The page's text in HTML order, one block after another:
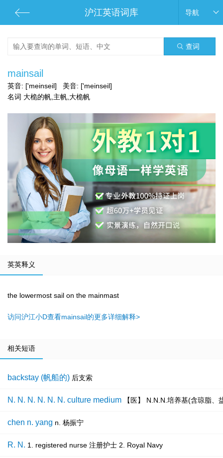
沪江英语词库 导航
查词
mainsail
英音: ['meinseil] 美音: ['meinseil]
名词 大桅的帆,主帆,大桅帆
英英释义
the lowermost sail on the mainmast
访问沪江小D查看mainsail的更多详细解释>
相关短语
backstay (帆船的) 后支索
N. N. N. N. N. N. culture medium 【医】 N.N.N.培养基(含琼脂
chen n. yang n. 杨振宁
R. N. 1. registered nurse 注册护士 2. Royal Navy